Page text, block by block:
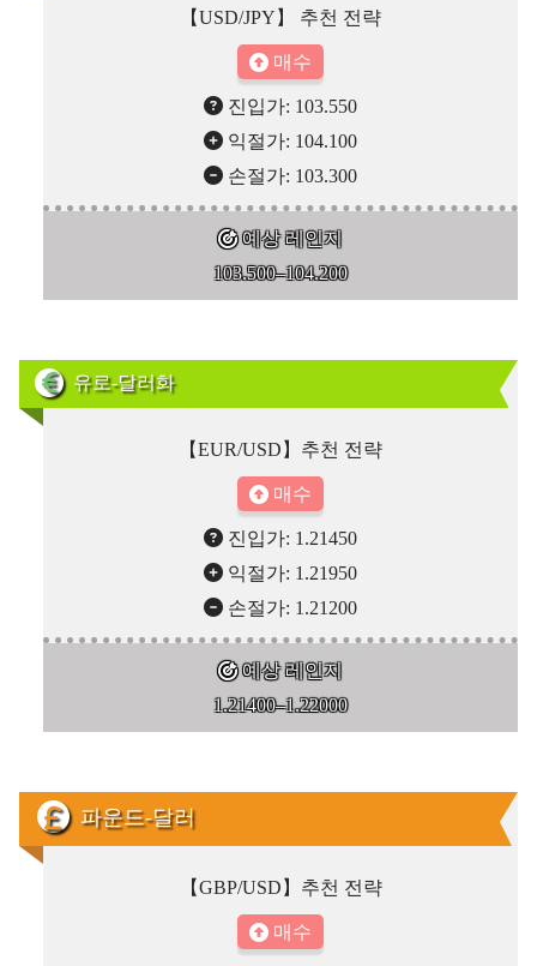
【USD/JPY】 추천 전략
매수
진입가: 103.550
익절가: 104.100
손절가: 103.300
예상 레인지
103.500–104.200
유로-달러화
【EUR/USD】추천 전략
매수
진입가: 1.21450
익절가: 1.21950
손절가: 1.21200
예상 레인지
1.21400–1.22000
파운드-달러
【GBP/USD】추천 전략
매수